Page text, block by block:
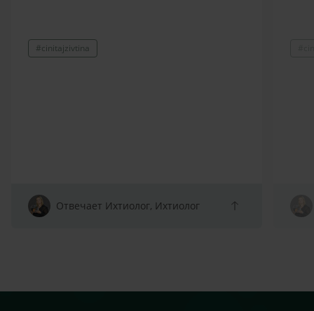
#cinitajzivtina
Отвечает Ихтиолог, Ихтиолог